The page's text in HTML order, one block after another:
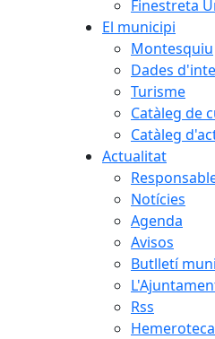
Finestreta
El municipi
Montesquiu
Dades
Turisme
Catàleg de
Catàleg
Actualitat
Notícies
Agenda
Avisos
Butlletí
Rss
Hemeroteca